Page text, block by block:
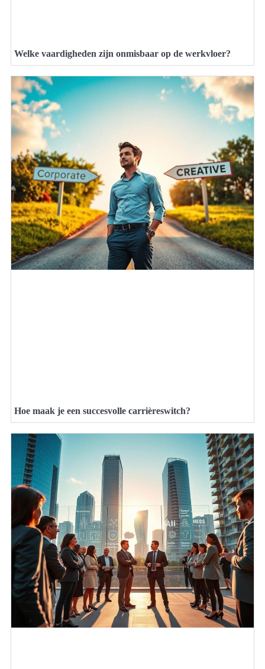
Welke vaardigheden zijn onmisbaar op de werkvloer?
Hoe maak je een succesvolle carrièreswitch?